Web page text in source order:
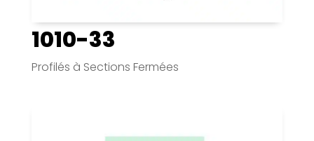
1010-33
Profilés à Sections Fermées